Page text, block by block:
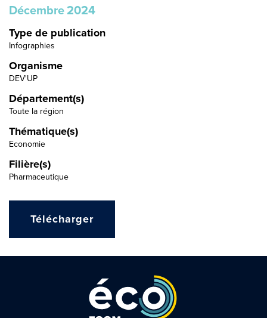
Décembre2024
Type de publication
Infographies
Organisme
DEV'UP
Département(s)
Toute la région
Thématique(s)
Economie
Filière(s)
Pharmaceutique
Télécharger